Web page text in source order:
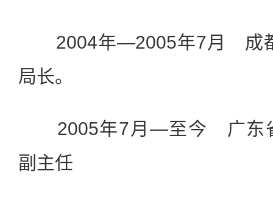
2004年—2005年7月 成都
局长。
2005年7月—至今 广东省
副主任